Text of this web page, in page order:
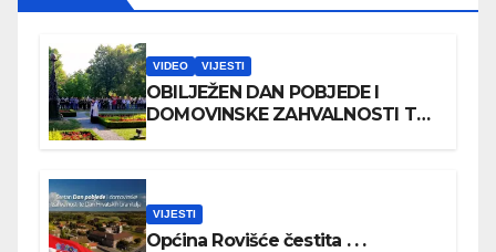
VIDEO VIJESTI
OBILJEŽEN DAN POBJEDE I
DOMOVINSKE ZAHVALNOSTI TE
VIJESTI
Općina Rovišće čestita . . .